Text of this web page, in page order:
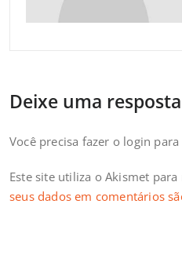
Deixe uma resposta
Você precisa fazer o login
Este site utiliza o Akismet
seus dados em comentários